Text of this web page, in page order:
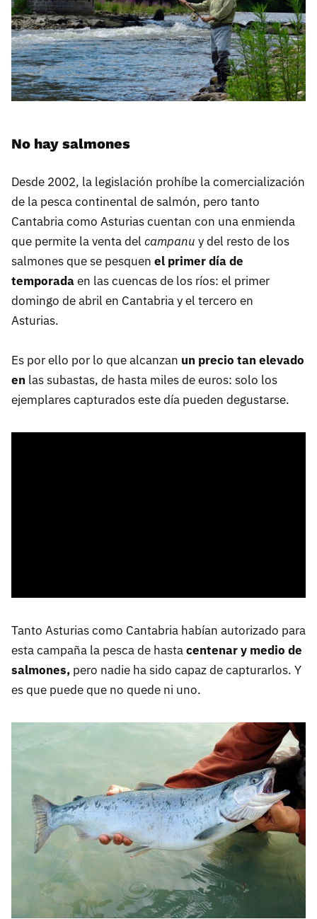
No hay salmones
Desde 2002, la legislación prohíbe la comercialización
de la pesca continental de salmón, pero tanto
Cantabria como Asturias cuentan con una enmienda
que permite la venta del campanu y del resto de los
salmones que se pesquen el primer día de
temporadaen las cuencas de los ríos: el primer
domingo de abril en Cantabria y el tercero en
Asturias.
Es por ello por lo que alcanzan un precio tan elevado
en las subastas, de hasta miles de euros: solo los
ejemplares capturados este día pueden degustarse.
Tanto Asturias como Cantabria habían autorizado para
esta campaña la pesca de hastacentenar y medio de
salmones, pero nadie ha sido capaz de capturarlos. Y
es que puede que no quede ni uno.